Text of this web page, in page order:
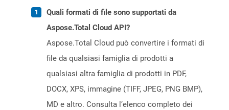
Quali formati di file sono supportati da
Aspose.Total Cloud API?
Aspose.Total Cloud può convertire i formati di
file da qualsiasi famiglia di prodotti a
qualsiasi altra famiglia di prodotti in PDF,
DOCX, XPS, immagine (TIFF, JPEG, PNG BMP),
MD e altro. Consulta l’elenco completo dei